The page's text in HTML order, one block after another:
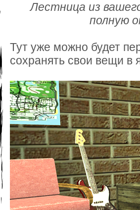
Лестница из
полную
Тут уже можно будет
сохранять свои вещи в